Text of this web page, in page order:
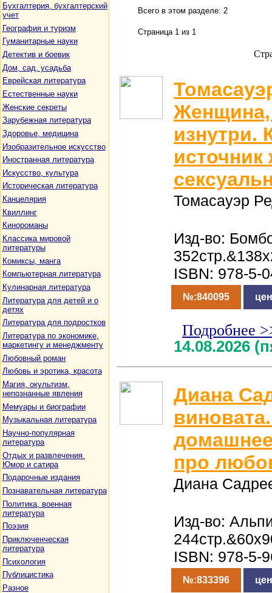
Бухгалтерия, бухгалтерский
учет
География и туризм
Гуманитарные науки
Детектив и боевик
Дом, сад, усадьба
Еврейская литература
Естественные науки
Женские секреты
Зарубежная литература
Здоровье, медицина
Изобразительное искусство
Иностранная литература
Искусство, культура
Историческая литература
Канцелярия
Квиллинг
Кинороманы
Классика мировой
литературы
Комиксы, манга
Компьютерная литература
Кулинарная литература
Литература для детей и о
детях
Литература для подростков
Литература по экономике,
маркетингу и менеджменту
Любовный роман
Любовь и эротика, красота
Магия, окультизм,
непознанные явления
Мемуары и биографии
Музыкальная литература
Научно-популярная
литература
Отдых и развлечения.
Юмор и сатира
Подарочные издания
Познавательная литература
Политика, военная
литература
Поэзия
Приключенческая
литература
Психология
Публицистика
Разное
Всего в этом разделе: 2
Страница 1 из 1
Женщина,
изнутри.
Томасауэр
Изд-во:
ISBN: 978-5-
№:840095
Подробнее
14.08.2026
Диана
про
Диана
Изд-во:
ISBN: 978-5-
№:833396